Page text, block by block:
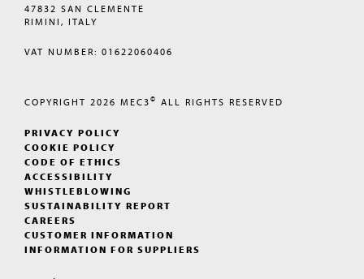
47832 SAN CLEMENTE
RIMINI, ITALY
VAT NUMBER: 01622060406
COPYRIGHT 2026 MEC3© ALL RIGHTS RESERVED
PRIVACY POLICY
COOKIE POLICY
CODE OF ETHICS
ACCESSIBILITY
WHISTLEBLOWING
SUSTAINABILITY REPORT
CAREERS
CUSTOMER INFORMATION
INFORMATION FOR SUPPLIERS